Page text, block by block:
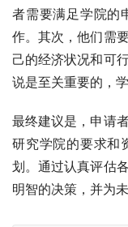
者需要满足学院的
作。其次，他们需
己的经济状况和可
说是至关重要的，
最终建议是，申请
研究学院的要求和
划。通过认真评估
明智的决策，并为